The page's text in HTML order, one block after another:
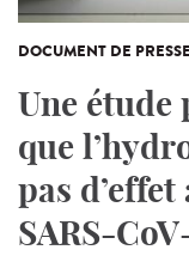
DOCUMENT DE PRESSE
Une
que
pas
SARS-